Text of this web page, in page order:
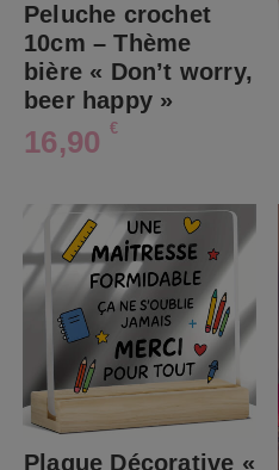
Peluche crochet
10cm – Thème
bière « Don’t worry,
beer happy »
16,90 €
Plaque Décorative «